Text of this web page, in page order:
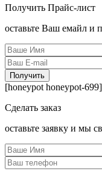
Получить Прайс-лист
оcтавьте Ваш емайл и
[honeypot honeypot-699]
Сделать заказ
оcтавьте заявку и мы